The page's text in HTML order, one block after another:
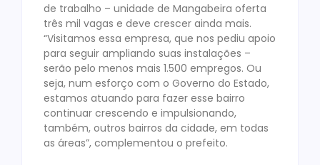
de trabalho – unidade de Mangabeira oferta
três mil vagas e deve crescer ainda mais.
“Visitamos essa empresa, que nos pediu apoio
para seguir ampliando suas instalações –
serão pelo menos mais 1.500 empregos. Ou
seja, num esforço com o Governo do Estado,
estamos atuando para fazer esse bairro
continuar crescendo e impulsionando,
também, outros bairros da cidade, em todas
as áreas”, complementou o prefeito.